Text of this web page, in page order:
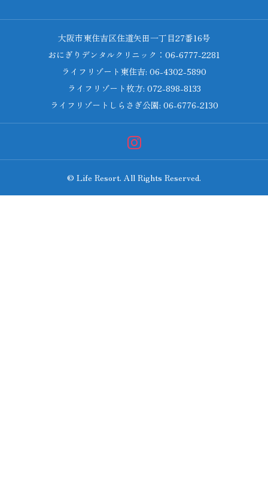
大阪市東住吉区住道矢田一丁目27番16号
おにぎりデンタルクリニック：06-6777-2281
ライフリゾート東住吉: 06-4302-5890
ライフリゾート枚方: 072-898-8133
ライフリゾートしらさぎ公園: 06-6776-2130
© Life Resort. All Rights Reserved.